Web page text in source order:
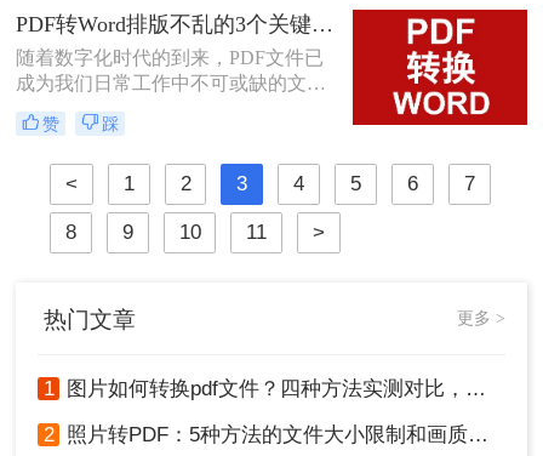
化，这时就需要将其转换为
Word（.doc或.docx）格式。Word文档
提供了丰富的编辑功能和灵活性，使
得内容的修改和再利用变得更加容
易。那么pdf怎么转换成word呢？本文
将介绍几种常见的PDF转Word的方
法。
PDF转Word排版不乱的3个关键设置，第一步很多人就错了！
随着数字化时代的到来，PDF文件已
成为我们日常工作中不可或缺的文档
格式。然而，有时我们需要对PDF中
的内容进行编辑和修改，这就需要将
其转换为Word格式。本文将为您详细
介绍三种怎样把pdf转换成word的方
法，帮助您更好地完成这项任务。
赞 踩
< 1 2 3 4 5 6 7
8 9 10 11 >
热门文章 更多 >
1 图片如何转换pdf文件？四种方法实测对比，附各场景最优选！
2 照片转PDF：5种方法的文件大小限制和画质保留实测！